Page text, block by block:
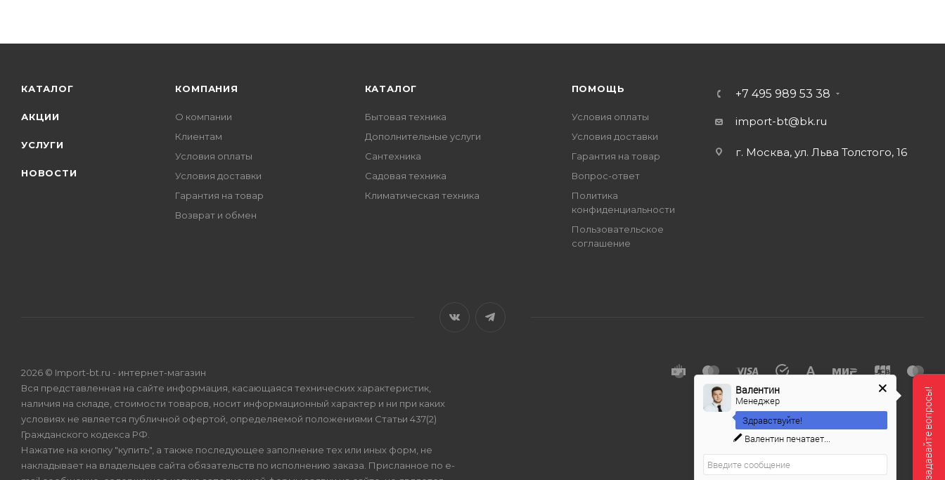
КАТАЛОГ
АКЦИИ
УСЛУГИ
НОВОСТИ
КОМПАНИЯ
О компании
Клиентам
Условия оплаты
Условия доставки
Гарантия на товар
Возврат и обмен
КАТАЛОГ
Бытовая техника
Дополнительные услуги
Сантехника
Садовая техника
Климатическая техника
ПОМОЩЬ
Условия оплаты
Условия доставки
Гарантия на товар
Вопрос-ответ
Политика
конфиденциальности
Пользовательское
соглашение
+7 495 989 53 38
import-bt@bk.ru
г. Москва, ул. Льва Толстого, 16
2026 © Import-bt.ru - интернет-магазин
Вся представленная на сайте информация, касающаяся технических характеристик,
наличия на складе, стоимости товаров, носит информационный характер и ни при каких
условиях не является публичной офертой, определяемой положениями Статьи 437(2)
Гражданского кодекса РФ.
Нажатие на кнопку "купить", а также последующее заполнение тех или иных форм, не
накладывает на владельцев сайта обязательств по исполнению заказа. Присланное по e-
Валентин
Менеджер
Здравствуйте!
Валентин печатает...